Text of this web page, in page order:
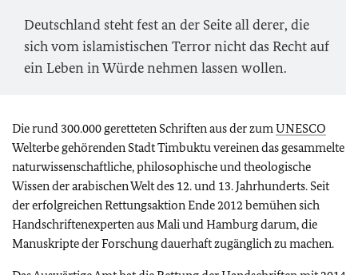
Deutschland steht fest an der Seite all derer, die
sich vom islamistischen Terror nicht das Recht auf
ein Leben in Würde nehmen lassen wollen.
Die rund 300.000 geretteten Schriften aus der zumUNESCO
Welterbe gehörenden Stadt Timbuktu vereinen das gesammelte
naturwissenschaftliche, philosophische und theologische
Wissen der arabischen Welt des 12. und 13. Jahrhunderts. Seit
der erfolgreichen Rettungsaktion Ende 2012 bemühen sich
Handschriftenexperten aus Mali und Hamburg darum, die
Manuskripte der Forschung dauerhaft zugänglich zu machen.